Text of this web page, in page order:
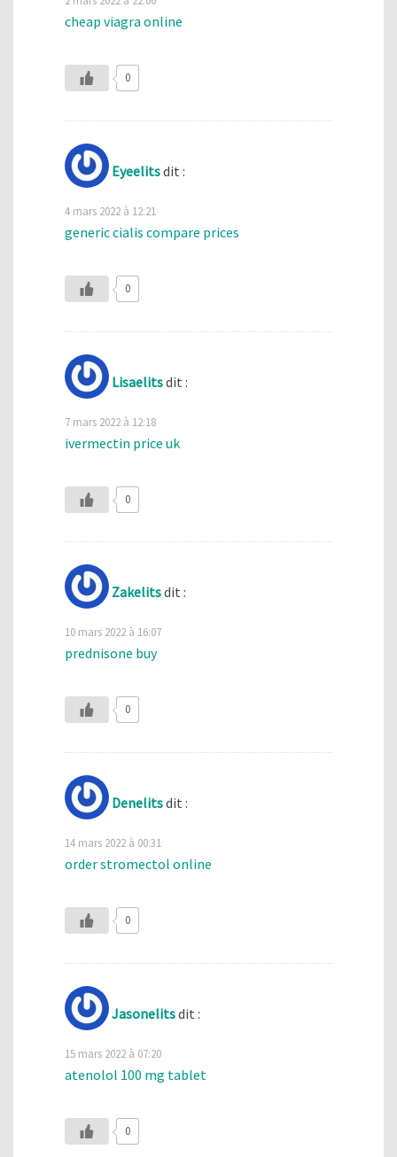
cheap viagra online
0
Eyeelitsdit :
4 mars 2022 à 12:21
generic cialis compare prices
0
Lisaelitsdit :
7 mars 2022 à 12:18
ivermectin price uk
0
Zakelitsdit :
10 mars 2022 à 16:07
prednisone buy
0
Denelitsdit :
14 mars 2022 à 00:31
order stromectol online
0
Jasonelitsdit :
15 mars 2022 à 07:20
atenolol 100 mg tablet
0